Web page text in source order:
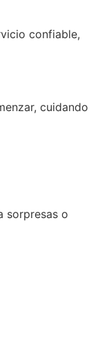
confiable,
cuidando
sorpresas o